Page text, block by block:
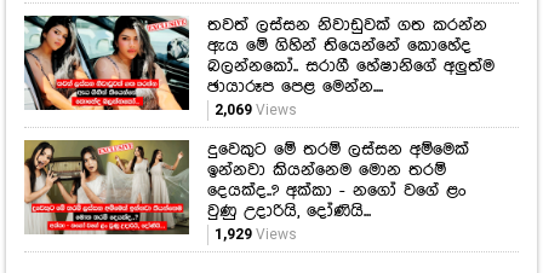
තවත් ලස්සන නිවාඩුවක් ගත කරන්න
ඇය මේ ගිහින් තියෙන්නේ කොහේද
බලන්නකෝ.. සරාගී හේෂානිගේ අලුත්ම
ඡායාරූප පෙළ මෙන්න....
2,069Views
දුවෙකුට මේ තරම් ලස්සන අම්මෙක්
ඉන්නවා කියන්නෙම මොන තරම්
දෙයක්ද..? අක්කා - නගෝ වගේ ළං
වුණු උදාරියි, දෝණියි...
1,929Views